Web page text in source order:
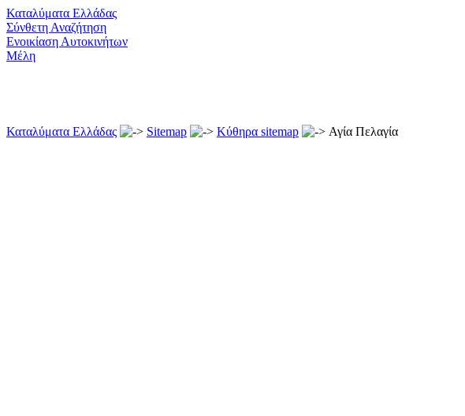
Καταλύματα Ελλάδας
Σύνθετη Αναζήτηση
Ενοικίαση Αυτοκινήτων
Μέλη
Καταλύματα Ελλάδας Sitemap Κύθηρα sitemap Αγία Πελαγία